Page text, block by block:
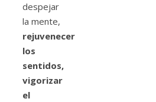
despejar
la mente,
rejuvenecer
los
sentidos,
vigorizar
el